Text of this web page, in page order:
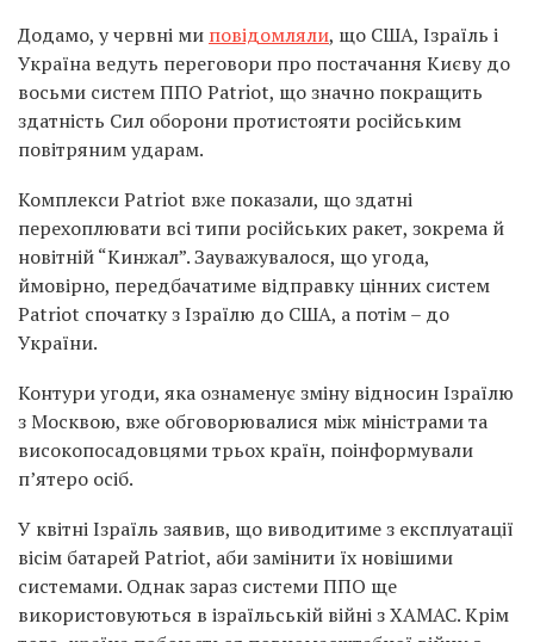
Додамо, у червні ми повідомляли, що США, Ізраїль і
Україна ведуть переговори про постачання Києву до
восьми систем ППО Patriot, що значно покращить
здатність Сил оборони протистояти російським
повітряним ударам.
Комплекси Patriot вже показали, що здатні
перехоплювати всі типи російських ракет, зокрема й
новітній “Кинжал”. Зауважувалося, що угода,
ймовірно, передбачатиме відправку цінних систем
Patriot спочатку з Ізраїлю до США, а потім – до
України.
Контури угоди, яка ознаменує зміну відносин Ізраїлю
з Москвою, вже обговорювалися між міністрами та
високопосадовцями трьох країн, поінформували
п’ятеро осіб.
У квітні Ізраїль заявив, що виводитиме з експлуатації
вісім батарей Patriot, аби замінити їх новішими
системами. Однак зараз системи ППО ще
використовуються в ізраїльській війні з ХАМАС. Крім